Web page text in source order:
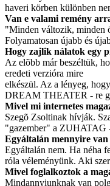
haveri körben különben
Van e valami remény
"Minden változik, minden
Folyamatosan újabb és
Hogy zajlik nálatok egy
Az elõbb már beszéltük,
eredeti verzióra mire
elkészül. Az a lényeg,
DREAM THEATER - re
Mivel mi internetes
Szegõ Zsoltinak hívják.
"gazember" a ZUHATAG
Egyáltalán mennyire
Egyáltalán nem. Ha néha
róla véleményünk. Aki
Mivel foglalkoztok a
Mindannyiunknak van